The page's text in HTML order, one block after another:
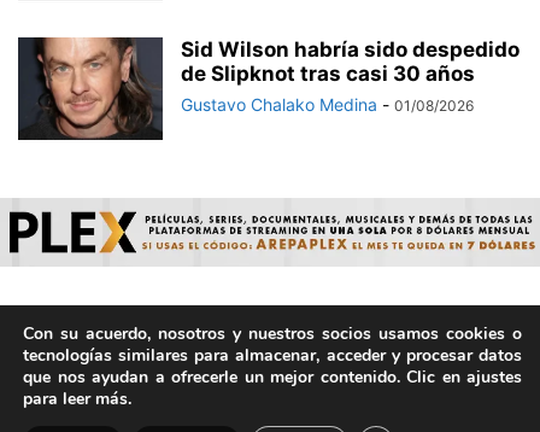
Sid Wilson habría sido despedido
de Slipknot tras casi 30 años
Gustavo Chalako Medina - 01/08/2026
© ArepaVolatil.Com 2021-2025 - Hecho por humanos, no por
IA. | Todos los derechos reservados.
Con su acuerdo, nosotros y nuestros socios usamos cookies o
tecnologías similares para almacenar, acceder y procesar datos
que nos ayudan a ofrecerle un mejor contenido. Clic en ajustes
para leer más.